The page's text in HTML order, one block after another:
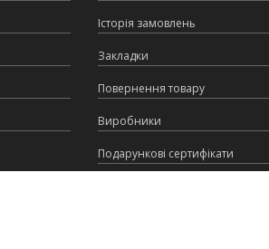
Історія замовлень
Закладки
Повернення товару
Виробники
Подарункові сертифікати